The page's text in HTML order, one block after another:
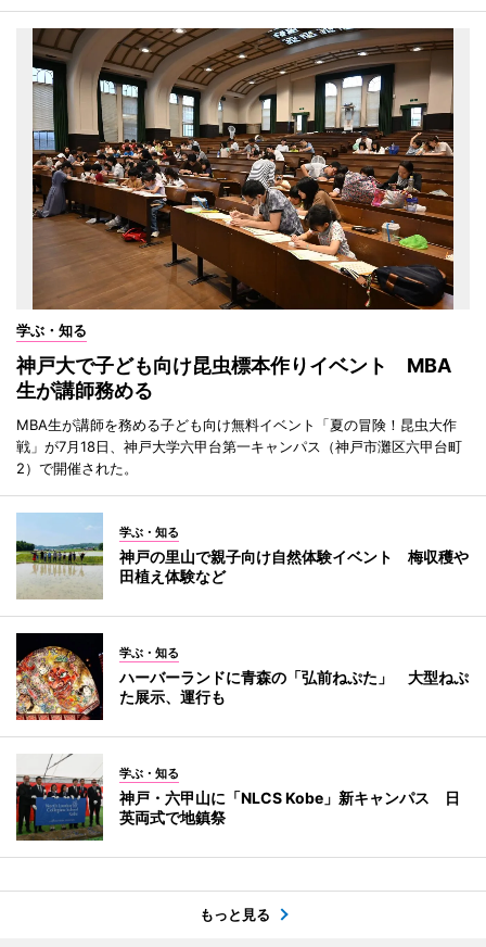
学ぶ・知る
神戸大で子ども向け昆虫標本作りイベント MBA
生が講師務める
MBA生が講師を務める子ども向け無料イベント「夏の冒険！昆虫大作
戦」が7月18日、神戸大学六甲台第一キャンパス（神戸市灘区六甲台町
2）で開催された。
学ぶ・知る
神戸の里山で親子向け自然体験イベント 梅収穫や
田植え体験など
学ぶ・知る
ハーバーランドに青森の「弘前ねぷた」 大型ねぷ
た展示、運行も
学ぶ・知る
神戸・六甲山に「NLCS Kobe」新キャンパス 日
英両式で地鎮祭
もっと見る